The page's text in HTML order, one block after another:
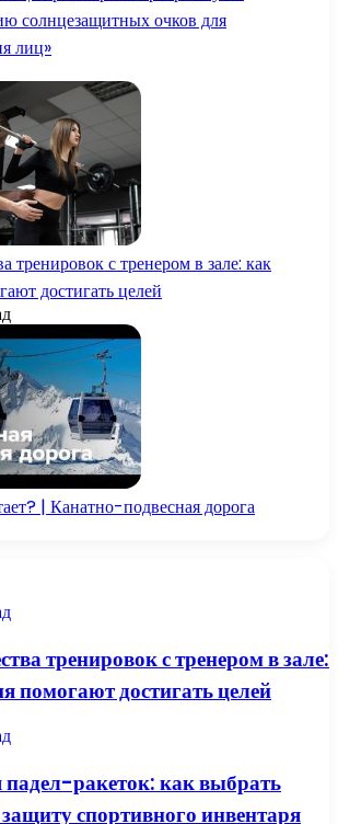
солнцезащитных очков для
лиц»
тренировок с тренером в зале: как
достигать целей
| Канатно-подвесная дорога
тренировок с тренером в зале:
помогают достигать целей
ракеток: как выбрать
спортивного инвентаря